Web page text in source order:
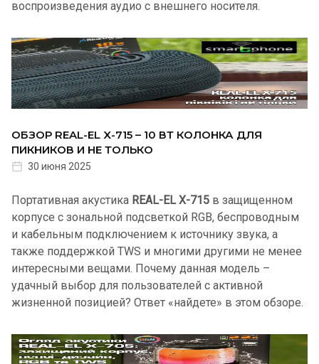
воспроизведения аудио с внешнего носителя.
ОБЗОР REAL-EL X-715 – 10 ВТ КОЛОНКА ДЛЯ
ПИКНИКОВ И НЕ ТОЛЬКО
30 июня 2025
Портативная акустика REAL-EL X-715 в защищенном
корпусе с зональной подсветкой RGB, беспроводным
и кабельным подключением к источнику звука, а
также поддержкой TWS и многими другими не менее
интересными вещами. Почему данная модель –
удачный выбор для пользователей с активной
жизненной позицией? Ответ «найдете» в этом обзоре.